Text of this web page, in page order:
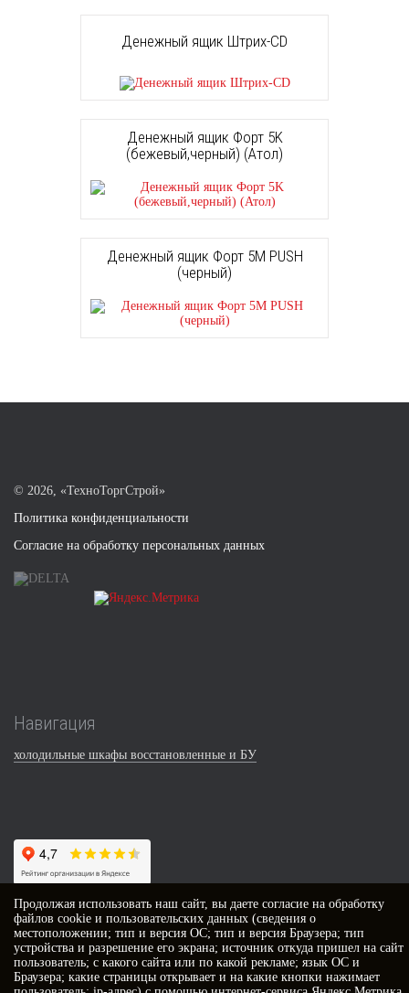
Денежный ящик Штрих-CD
Денежный ящик Форт 5K
(бежевый,черный) (Атол)
Денежный ящик Форт 5M PUSH
(черный)
© 2026, «ТехноТоргСтрой»
Политика конфиденциальности
Согласие на обработку персональных данных
Навигация
холодильные шкафы восстановленные и БУ
Контакты
г. Ростов-на-Дону,
ул. Ленина, 100/1, этаж 2, офис 201
Продолжая использовать наш сайт, вы даете согласие на обработку
файлов cookie и пользовательских данных (сведения о
местоположении; тип и версия ОС; тип и версия Браузера; тип
устройства и разрешение его экрана; источник откуда пришел на сайт
пользователь; с какого сайта или по какой рекламе; язык ОС и
Браузера; какие страницы открывает и на какие кнопки нажимает